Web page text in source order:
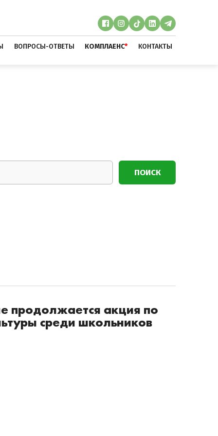
ВОПРОСЫ-ОТВЕТЫ КОМПЛАЕНС* КОНТАКТЫ
ПОИСК
продолжается акция по
среди школьников